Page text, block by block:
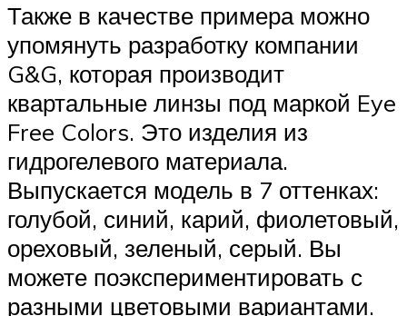
Также в качестве примера можно
упомянуть разработку компании
G&G, которая производит
квартальные линзы под маркой Eye
Free Colors. Это изделия из
гидрогелевого материала.
Выпускается модель в 7 оттенках:
голубой, синий, карий, фиолетовый,
ореховый, зеленый, серый. Вы
можете поэкспериментировать с
разными цветовыми вариантами.